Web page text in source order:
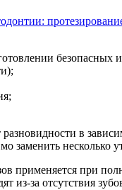
в
заменить несколько
применяется при
из-за отсутствия